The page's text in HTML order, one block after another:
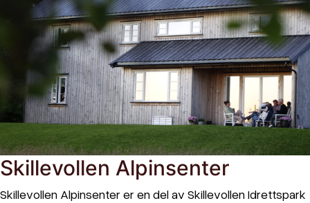
Skillevollen Alpinsenter
Skillevollen Alpinsenter er en del av Skillevollen Idrettspark